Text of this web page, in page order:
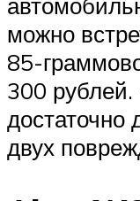
можно
85-
300
достаточно
двух